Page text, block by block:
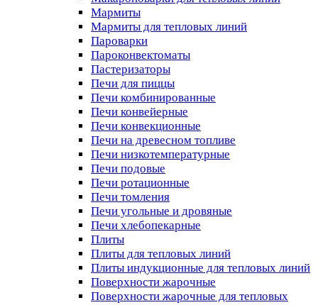
Мармиты
Мармиты для тепловых линий
Пароварки
Пароконвектоматы
Пастеризаторы
Печи для пиццы
Печи комбинированные
Печи конвейерные
Печи конвекционные
Печи на древесном топливе
Печи низкотемпературные
Печи подовые
Печи ротационные
Печи томления
Печи угольные и дровяные
Печи хлебопекарные
Плиты
Плиты для тепловых линий
Плиты индукционные для тепловых линий
Поверхности жарочные
Поверхности жарочные для тепловых